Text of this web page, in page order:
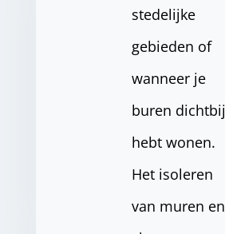
stedelijke
gebieden of
wanneer je
buren dichtbij
hebt wonen.
Het isoleren
van muren en